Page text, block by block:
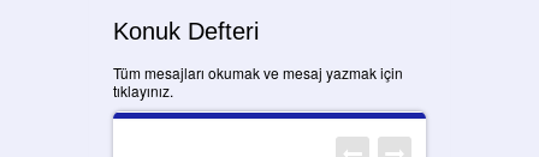
Konuk Defteri
Tüm mesajları okumak ve mesaj yazmak için
tıklayınız.